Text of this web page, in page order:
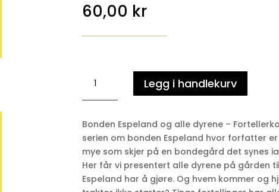
60,00 kr
Espeland
og
dyrene
antall
Legg i handlekurv
Bonden Espeland og alle dyrene –
serien om bonden Espeland hvor forfatter
mye som skjer på en bondegård det synes
Her får vi presentert alle dyrene på gården
Espeland har å gjøre. Og hvem kommer og